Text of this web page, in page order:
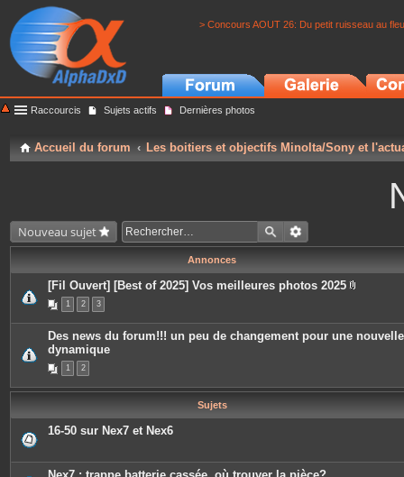
> Concours AOUT 26: Du petit ruisseau au
Raccourcis Sujets actifs Dernières photos
Accueil du forum Les boitiers et objectifs Minolta/Sony et
Nouveau sujet
Annonces
[Fil Ouvert] [Best of 2025] Vos meilleures photos 2025
c
e
n
1 2 3
Des news du forum!!! un peu de changement pour une nouvelle
dynamique
1 2
Sujets
16-50 sur Nex7 et Nex6